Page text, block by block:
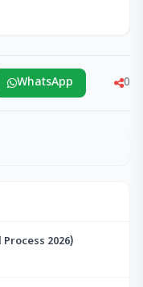
WhatsApp 0
Process 2026)